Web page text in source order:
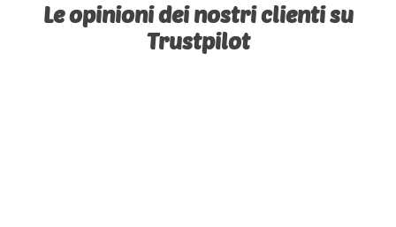
Le opinioni dei nostri clienti su
Trustpilot